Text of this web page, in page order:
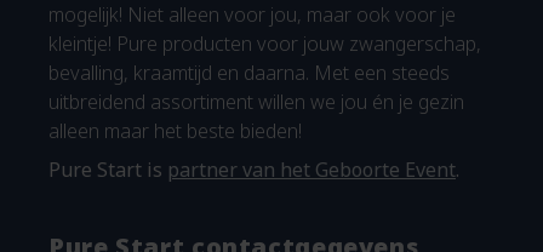
mogelijk! Niet alleen voor jou, maar ook voor je
kleintje! Pure producten voor jouw zwangerschap,
bevalling, kraamtijd en daarna. Met een steeds
uitbreidend assortiment willen we jou én je gezin
alleen maar het beste bieden!
Pure Start is partner van het Geboorte Event.